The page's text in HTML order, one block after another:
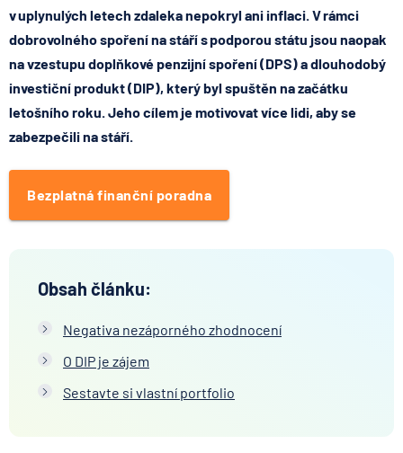
v uplynulých letech zdaleka nepokryl ani inflaci. V rámci
dobrovolného spoření na stáří s podporou státu jsou naopak
na vzestupu doplňkové penzijní spoření (DPS) a dlouhodobý
investiční produkt (DIP), který byl spuštěn na začátku
letošního roku. Jeho cílem je motivovat více lidi, aby se
zabezpečili na stáří.
Bezplatná finanční poradna
Obsah článku:
Negativa nezáporného zhodnocení
O DIP je zájem
Sestavte si vlastní portfolio